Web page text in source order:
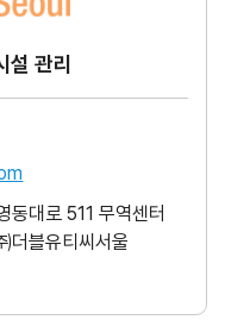
설 관리
동대로 511 무역센터
더블유티씨서울